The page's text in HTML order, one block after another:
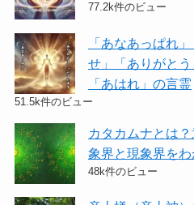
77.2k件のビュー
「あなあっぱれ
せ」「ありがとう
「あはれ」の言霊
51.5k件のビュー
カタカムナとは
象界と現象界を
48k件のビュー